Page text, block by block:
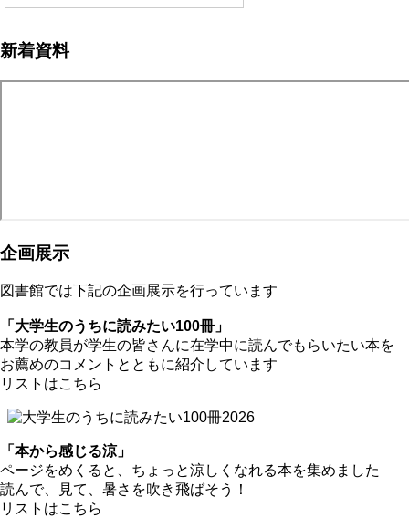
新着資料
企画展示
図書館では下記の企画展示を行っています
「大学生のうちに読みたい100冊」
本学の教員が学生の皆さんに在学中に読んでもらいたい本を
お薦めのコメントとともに紹介しています
リストはこちら
「本から感じる涼」
ページをめくると、ちょっと涼しくなれる本を集めました
読んで、見て、暑さを吹き飛ばそう！
リストはこちら